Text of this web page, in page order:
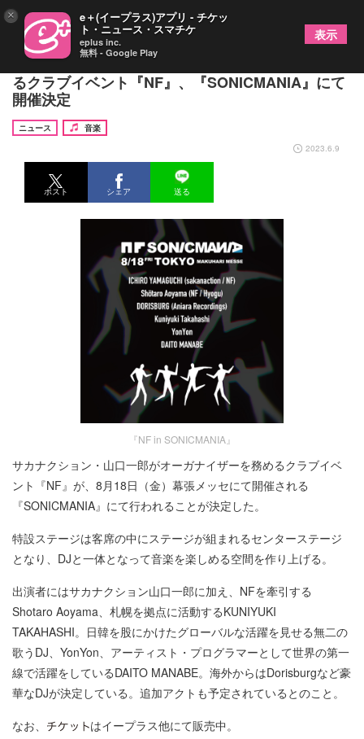
サカナクション・山口一郎がオーガナイザーを務め
るクラブイベント『NF』、『SONICMANIA』にて
開催決定
ニュース
音楽
2023.6.9
ポスト シェア 送る
『NF in SONICMANIA』
サカナクション・山口一郎がオーガナイザーを務めるクラブイベ
ント『NF』が、8月18日（金）幕張メッセにて開催される
『SONICMANIA』にて行われることが決定した。
特設ステージは客席の中にステージが組まれるセンターステージ
となり、DJと一体となって音楽を楽しめる空間を作り上げる。
出演者にはサカナクション山口一郎に加え、NFを牽引する
Shotaro Aoyama、札幌を拠点に活動するKUNIYUKI
TAKAHASHI。日韓を股にかけたグローバルな活躍を見せる無二の
歌うDJ、YonYon、アーティスト・プログラマーとして世界の第一
線で活躍をしているDAITO MANABE。海外からはDorisburgなど豪
華なDJが決定している。追加アクトも予定されているとのこと。
なお、
はイープラス他にて販売中。
× e＋(イープラス)アプリ - チケッ
ト・ニュース・スマチケ
eplus inc.
無料 - Google Play
表示